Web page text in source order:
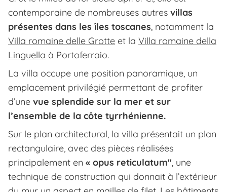
contemporaine de nombreuses autres villas
présentes dans les îles toscanes, notamment la
Villa romaine delle Grotte et la Villa romaine della
Linguella à Portoferraio.
La villa occupe une position panoramique, un
emplacement privilégié permettant de profiter
d’une vue splendide sur la mer et sur
l’ensemble de la côte tyrrhénienne.
Sur le plan architectural, la villa présentait un plan
rectangulaire, avec des pièces réalisées
principalement en « opus reticulatum", une
technique de construction qui donnait à l’extérieur